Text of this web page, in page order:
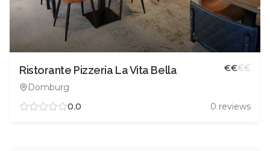
Ristorante Pizzeria La Vita Bella
Domburg
€€€€
0.0 0 reviews